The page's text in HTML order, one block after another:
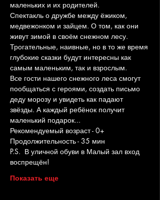
маленьких и их родителей.
Спектакль о дружбе между ёжиком,
медвежонком и зайцем. О том, как они
живут зимой в своём снежном лесу.
Трогательные, наивные, но в то же время
глубокие сказки будут интересны как
самым маленьким, так и взрослым.
Все гости нашего снежного леса смогут
пообщаться с героями, создать письмо
деду морозу и увидеть как падают
звёзды. А каждый ребёнок получит
маленький подарок...
Рекомендуемый возраст - 0+
Продолжительность - 35 мин
P.S.  В уличной обуви в Малый зал вход
воспрещён!
Показать еще